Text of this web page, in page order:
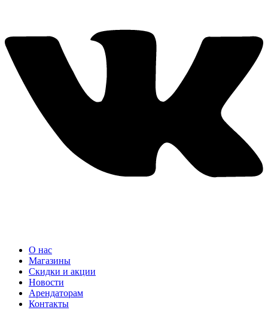
О нас
Магазины
Cкидки и акции
Новости
Арендаторам
Контакты